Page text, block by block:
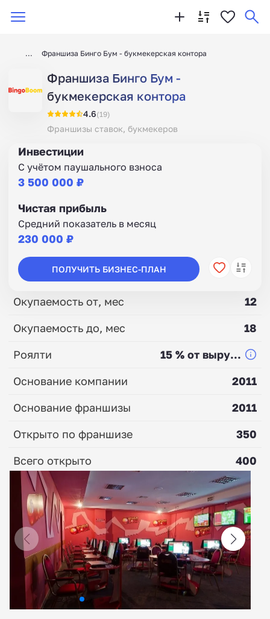
Франшиза Бинго Бум - букмекерская контора
Франшиза Бинго Бум -
букмекерская контора
4.6(19)
Франшизы ставок, букмекеров
Инвестиции
С учётом паушального взноса
3 500 000 ₽
Чистая прибыль
Средний показатель в месяц
230 000 ₽
ПОЛУЧИТЬ БИЗНЕС-ПЛАН
Окупаемость от, мес
12
Окупаемость до, мес
18
Роялти
15 % от выру...
Основание компании
2011
Основание франшизы
2011
Открыто по франшизе
350
Всего открыто
400